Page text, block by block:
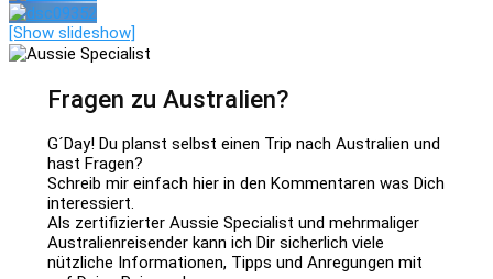
[Show slideshow]
Fragen zu Australien?
G´Day! Du planst selbst einen Trip nach Australien und
hast Fragen?
Schreib mir einfach hier in den Kommentaren was Dich
interessiert.
Als zertifizierter Aussie Specialist und mehrmaliger
Australienreisender kann ich Dir sicherlich viele
nützliche Informationen, Tipps und Anregungen mit